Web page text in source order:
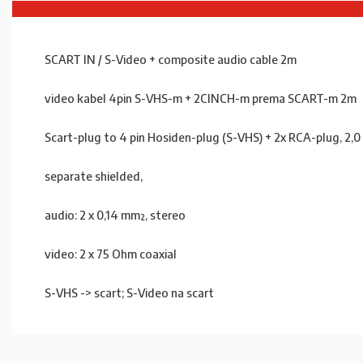
SCART IN / S-Video + composite audio cable 2m
video kabel 4pin S-VHS-m + 2CINCH-m prema SCART-m 2m
Scart-plug to 4 pin Hosiden-plug (S-VHS) + 2x RCA-plug, 2,0
separate shielded,
audio: 2 x 0,14 mm², stereo
video: 2 x 75 Ohm coaxial
S-VHS -> scart; S-Video na scart